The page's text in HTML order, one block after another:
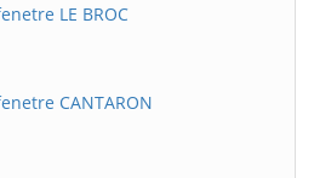
LE BROC
CANTARON